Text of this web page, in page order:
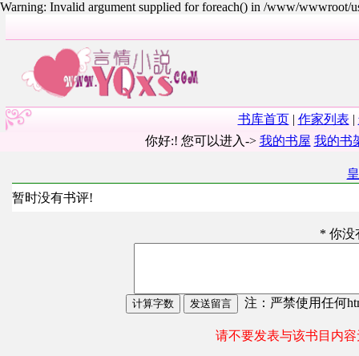
Warning: Invalid argument supplied for foreach() in /www/wwwroot/
书库首页| 作家列表 |
你好:! 您可以进入-> 我的书屋 我的书
暂时没有书评!
* 你没
注：严禁使用任何
请不要发表与该书目内